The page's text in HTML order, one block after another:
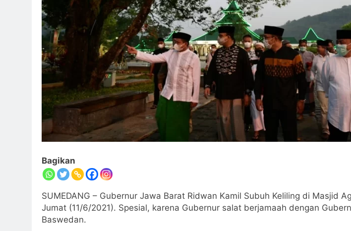
Bagikan
SUMEDANG – Gubernur Jawa Barat Ridwan Kamil Subuh Keliling di Masjid
Jumat (11/6/2021). Spesial, karena Gubernur salat berjamaah dengan
Baswedan.